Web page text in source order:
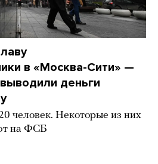
в «Москва-Сити» —
деньги
человек. Некоторые из них
на ФСБ